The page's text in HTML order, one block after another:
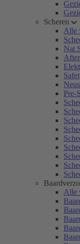
Scheren
Alle
Nat
Pre-
Alle